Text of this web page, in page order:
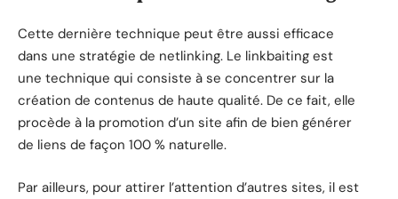
Cette dernière technique peut être aussi efficace
dans une stratégie de netlinking. Le linkbaiting est
une technique qui consiste à se concentrer sur la
création de contenus de haute qualité. De ce fait, elle
procède à la promotion d’un site afin de bien générer
de liens de façon 100 % naturelle.
Par ailleurs, pour attirer l’attention d’autres sites, il est